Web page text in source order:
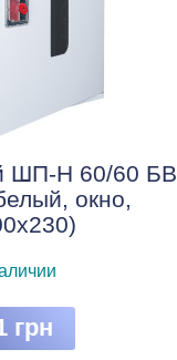
ШП-Н 60/60 БВ
окно,
грн